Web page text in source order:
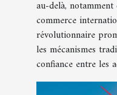
au-delà,
commerce
révolutionnaire
les mécanismes
confiance entre les